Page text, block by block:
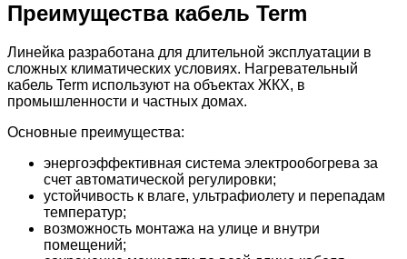
Преимущества кабель Term
Линейка разработана для длительной эксплуатации в
сложных климатических условиях. Нагревательный
кабель Term используют на объектах ЖКХ, в
промышленности и частных домах.
Основные преимущества:
энергоэффективная система электрообогрева за
счет автоматической регулировки;
устойчивость к влаге, ультрафиолету и перепадам
температур;
возможность монтажа на улице и внутри
помещений;